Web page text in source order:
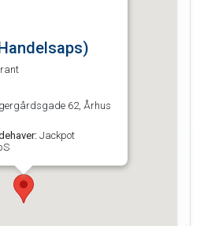
62, Århus
Jackpot